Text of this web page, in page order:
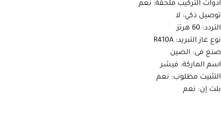
أدوات التركيب ملحقة: نعم
توصيل ذكي: لا
التردد: 60 هرتز
نوع غاز التبريد: R410A
صنع فى: الصين
اسم الماركة: فيشر
التثبيت مطلوب: نعم
بلت إن: نعم